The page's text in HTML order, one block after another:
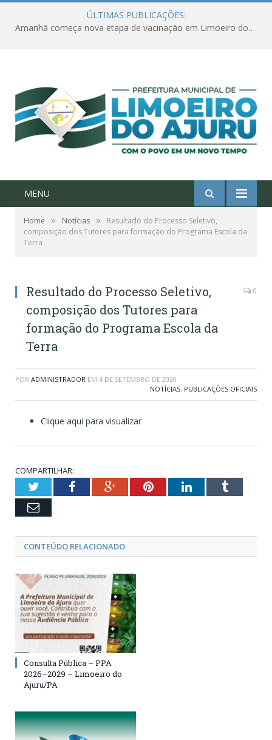
ÚLTIMAS PUBLICAÇÕES:
Amanhã começa nova etapa de vacinação em Limoeiro do Ajuru para idosos com 65 ou mais
MENU
Home » Notícias »
Resultado do Processo Seletivo,
composição dos Tutores para formação do Programa Escola da
Terra
Resultado do Processo Seletivo,
composição dos Tutores para
formação do Programa Escola da
Terra
0
POR ADMINISTRADOR EM 4 DE SETEMBRO DE 2020
NOTÍCIAS, PUBLICAÇÕES OFICIAIS
Clique aqui para visualizar
COMPARTILHAR:
TwitterFacebookGoogle+PinterestLinkedInTumblr
Email
CONTEÚDO RELACIONADO
Consulta Pública – PPA
2026–2029 – Limoeiro do
Ajuru/PA